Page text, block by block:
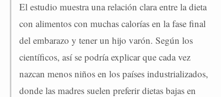
El estudio muestra una relación clara entre la dieta
con alimentos con muchas calorías en la fase final
del embarazo y tener un hijo varón. Según los
científicos, así se podría explicar que cada vez
nazcan menos niños en los países industrializados,
donde las madres suelen preferir dietas bajas en